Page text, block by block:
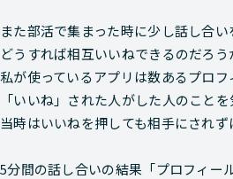
また部活で集まった時に少し話し合い
どうすれば相互いいねできるのだろう
私が使っているアプリは数あるプロ
「いいね」された人がした人のこと
当時はいいねを押しても相手にされ
5分間の話し合いの結果 「プロフィー